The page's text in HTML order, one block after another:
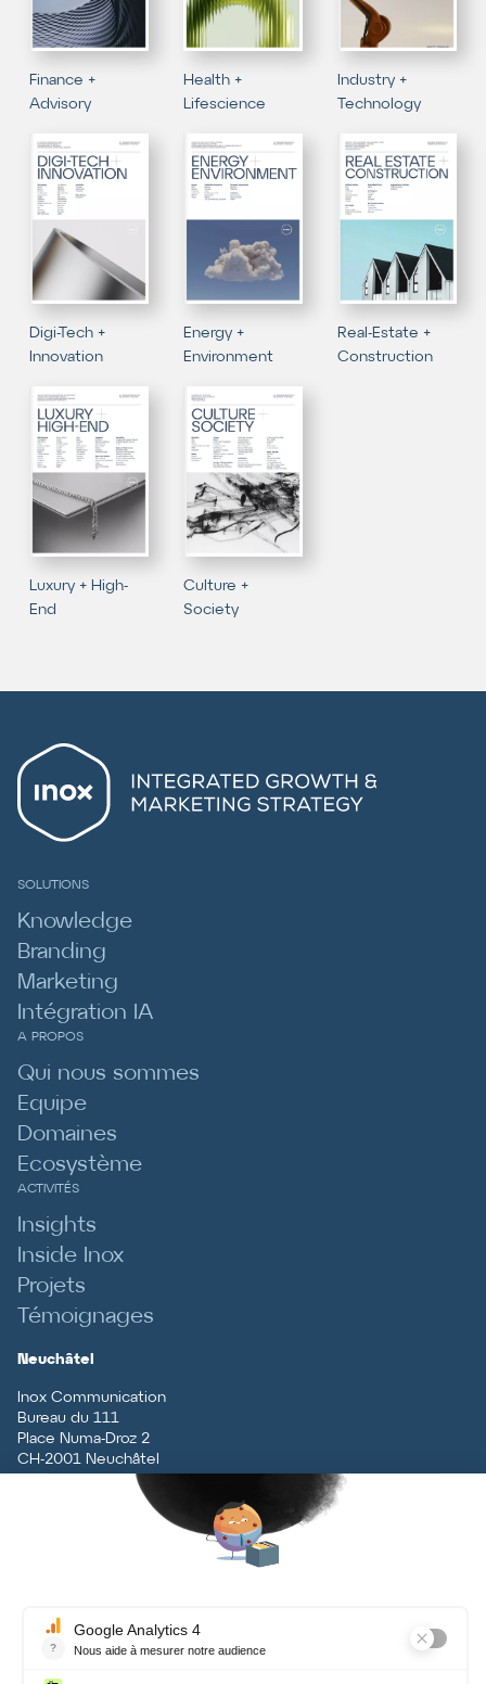
Finance +
Advisory
Health +
Lifescience
Industry +
Technology
Digi-Tech +
Innovation
Energy +
Environment
Real-Estate +
Construction
Luxury + High-
End
Culture +
Society
SOLUTIONS
Knowledge
Branding
Marketing
Intégration IA
A PROPOS
Qui nous sommes
Equipe
Domaines
Ecosystème
ACTIVITÉS
Insights
Inside Inox
Projets
Témoignages
Neuchâtel
Inox Communication
Bureau du 111
Place Numa-Droz 2
CH-2001 Neuchâtel
+41 (0)32 727 70 70
1131
+41 (0)21 926 79 79